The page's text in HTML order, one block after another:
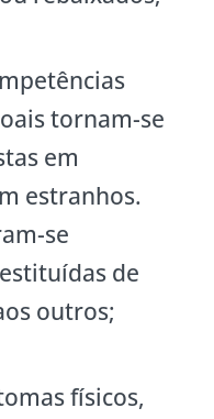
tornam-se
em
estranhos.
se
de
outros;
físicos,